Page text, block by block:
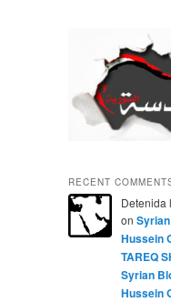
RECENT
on
Hussein
TAREQ
Syrian
Hussein